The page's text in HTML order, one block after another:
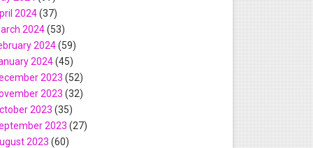
2024(37)
2024(53)
2024(59)
2024(45)
2023 (52)
2023 (32)
2023 (35)
2023 (27)
2023 (60)